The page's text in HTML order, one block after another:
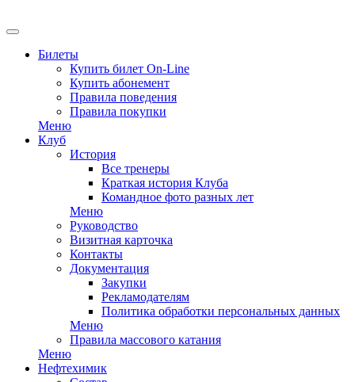
Билеты
Купить билет On-Line
Купить абонемент
Правила поведения
Правила покупки
Меню
Клуб
История
Все тренеры
Краткая история Клуба
Командное фото разных лет
Меню
Руководство
Визитная карточка
Контакты
Документация
Закупки
Рекламодателям
Политика обработки персональных данных
Меню
Правила массового катания
Меню
Нефтехимик